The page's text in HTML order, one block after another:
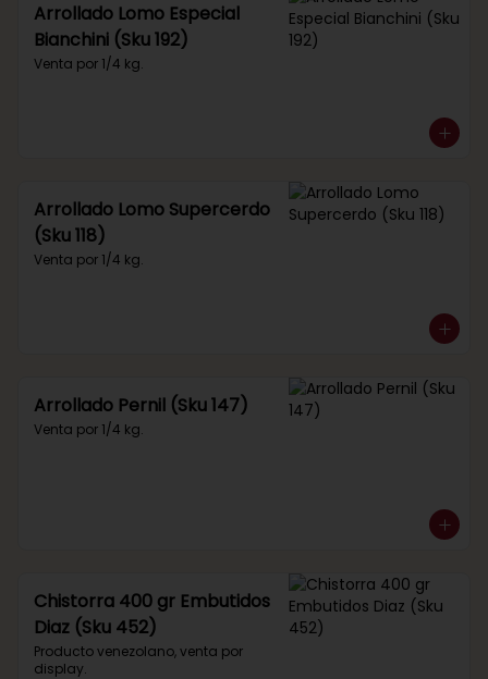
Arrollado Lomo Especial
Bianchini (Sku 192)
Venta por 1/4 kg.
Arrollado Lomo Supercerdo
(Sku 118)
Venta por 1/4 kg.
Arrollado Pernil (Sku 147)
Venta por 1/4 kg.
Chistorra 400 gr Embutidos
Diaz (Sku 452)
Producto venezolano, venta por
display.